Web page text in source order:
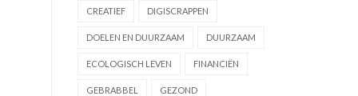
CREATIEF DIGISCRAPPEN
DOELEN EN DUURZAAM DUURZAAM
ECOLOGISCH LEVEN FINANCIËN
GEBRABBEL GEZOND